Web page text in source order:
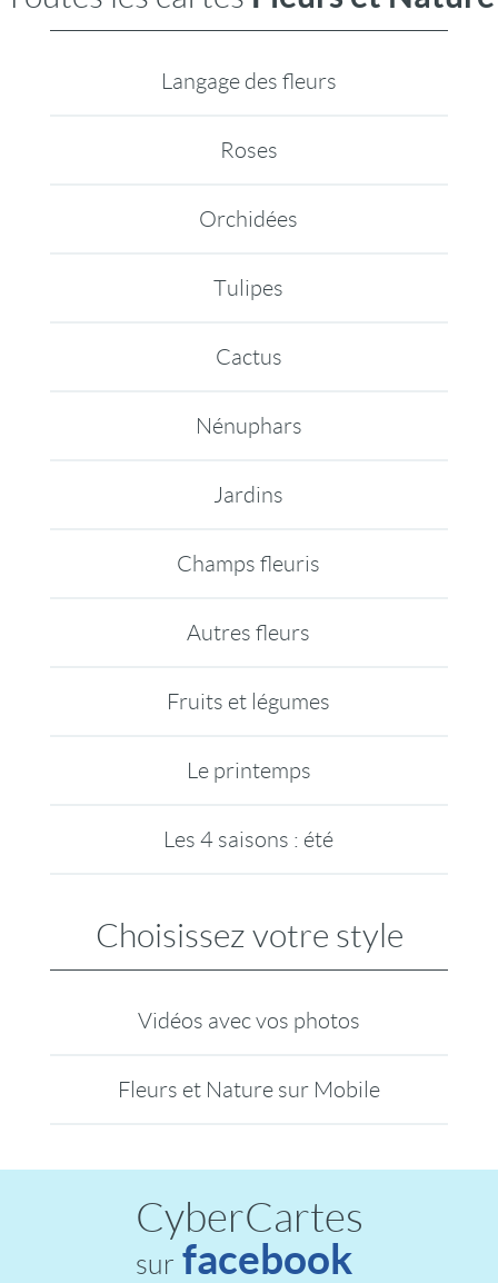
Langage des fleurs
Roses
Orchidées
Tulipes
Cactus
Nénuphars
Jardins
Champs fleuris
Autres fleurs
Fruits et légumes
Le printemps
Les 4 saisons : été
Choisissez votre style
Vidéos avec vos photos
Fleurs et Nature sur Mobile
CyberCartes
sur facebook